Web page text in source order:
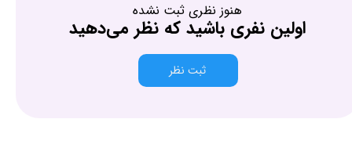
هنوز نظری ثبت نشده
اولین نفری باشید که نظر می‌دهید
ثبت نظر